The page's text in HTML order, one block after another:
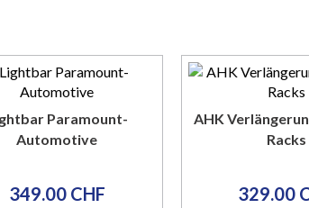
Paramount-
Automotive
349.00 CHF
AHK
Racks
329.00